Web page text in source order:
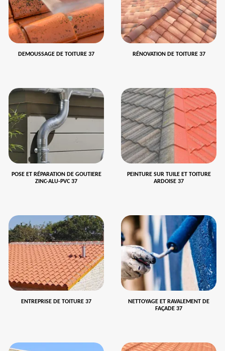
DEMOUSSAGE DE TOITURE 37 RÉNOVATION DE TOITURE 37
POSE ET RÉPARATION DE GOUTIERE
ZINC-ALU-PVC 37
PEINTURE SUR TUILE ET TOITURE
ARDOISE 37
ENTREPRISE DE TOITURE 37
NETTOYAGE ET RAVALEMENT DE
FAÇADE 37